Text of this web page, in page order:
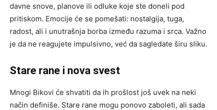
davne snove, planove ili odluke koje ste doneli pod
pritiskom. Emocije će se pomešati: nostalgija, tuga,
radost, ali i unutrašnja borba između razuma i srca. Važno
je da ne reagujete impulsivno, već da sagledate širu sliku.
Stare rane i nova svest
Mnogi Bikovi će shvatiti da ih prošlost još uvek na neki
način definiše. Stare rane mogu ponovo zaboleti, ali sada